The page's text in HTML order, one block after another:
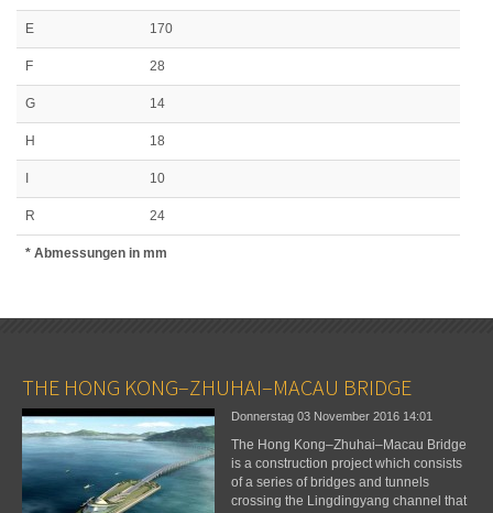
E 170
F 28
G 14
H 18
10
R 24
* Abmessungen in mm
THE HONG KONG–ZHUHAI–MACAU BRIDGE
Donnerstag 03 November 2016 14:01
The Hong Kong–Zhuhai–Macau Bridge
is a construction project which consists
of a series of bridges and tunnels
crossing the Lingdingyang channel that